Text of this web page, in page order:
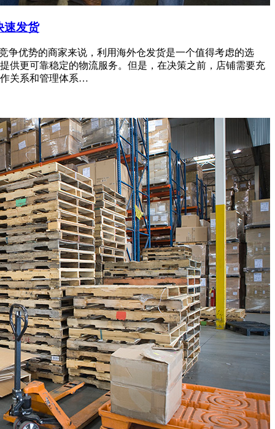
速发货
争优势的商家来说，利用海外仓发货是一个值得考虑的选
供更可靠稳定的物流服务。但是，在决策之前，店铺需要充
关系和管理体系…